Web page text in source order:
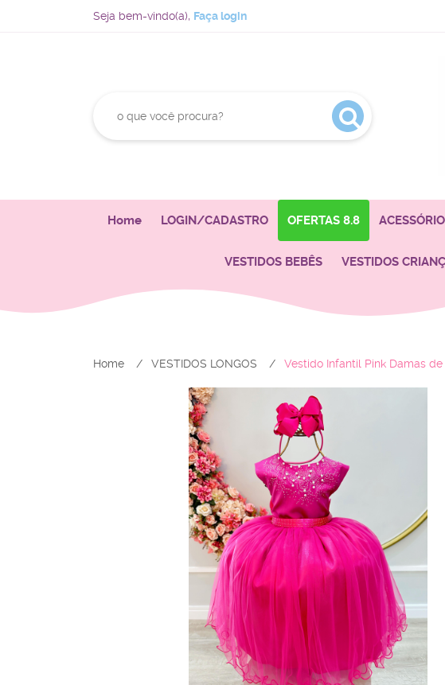
Seja bem-vindo(a), Faça login
Home LOGIN/CADASTRO OFERTAS 8.8
VESTIDOS BEBÊS VESTIDOS
Home VESTIDOS LONGOS Vestido Infantil Pink Damas